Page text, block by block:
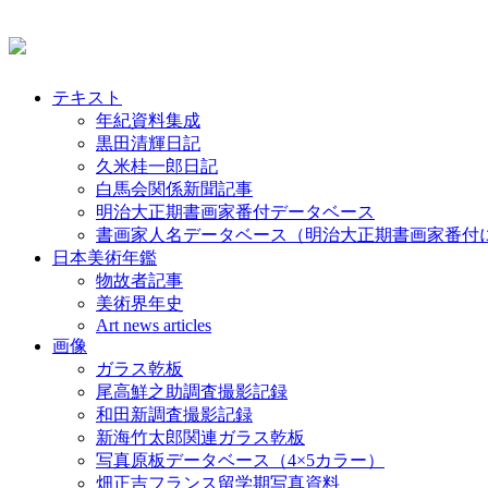
テキスト
年紀資料集成
黒田清輝日記
久米桂一郎日記
白馬会関係新聞記事
明治大正期書画家番付データベース
書画家人名データベース（明治大正期書画家番付
日本美術年鑑
物故者記事
美術界年史
Art news articles
画像
ガラス乾板
尾高鮮之助調査撮影記録
和田新調査撮影記録
新海竹太郎関連ガラス乾板
写真原板データベース（4×5カラー）
畑正吉フランス留学期写真資料